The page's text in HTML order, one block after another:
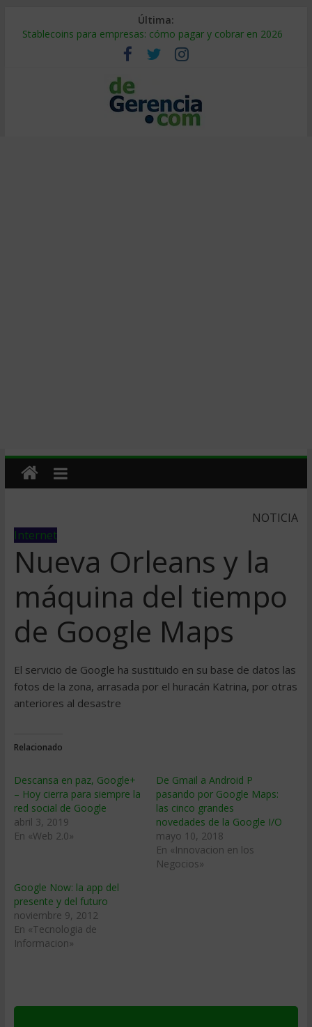
Última:
Stablecoins para empresas: cómo pagar y cobrar en 2026
Despido silencioso: qué es y por qué sale tan caro
IA en selección de personal: cómo auditarla a tiempo
Trabajo forzoso en la cadena de suministro: qué hacer
Mercado hispano de EE. UU.: cómo segmentarlo y venderle
NOTICIA
Internet
Nueva Orleans y la
máquina del tiempo
de Google Maps
El servicio de Google ha sustituido en su base de datos las
fotos de la zona, arrasada por el huracán Katrina, por otras
anteriores al desastre
Relacionado
Descansa en paz, Google+
– Hoy cierra para siempre la
red social de Google
abril 3, 2019
En «Web 2.0»
De Gmail a Android P
pasando por Google Maps:
las cinco grandes
novedades de la Google I/O
mayo 10, 2018
En «Innovacion en los
Negocios»
Google Now: la app del
presente y del futuro
noviembre 9, 2012
En «Tecnologia de
Informacion»